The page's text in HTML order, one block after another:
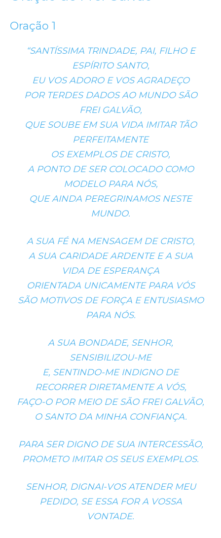
Oração 1
“SANTÍSSIMA TRINDADE, PAI, FILHO E
ESPÍRITO SANTO,
EU VOS ADORO E VOS AGRADEÇO
POR TERDES DADOS AO MUNDO SÃO
FREI GALVÃO,
QUE SOUBE EM SUA VIDA IMITAR TÃO
PERFEITAMENTE
OS EXEMPLOS DE CRISTO,
A PONTO DE SER COLOCADO COMO
MODELO PARA NÓS,
QUE AINDA PEREGRINAMOS NESTE
MUNDO.
A SUA FÉ NA MENSAGEM DE CRISTO,
A SUA CARIDADE ARDENTE E A SUA
VIDA DE ESPERANÇA
ORIENTADA UNICAMENTE PARA VÓS
SÃO MOTIVOS DE FORÇA E ENTUSIASMO
PARA NÓS.
A SUA BONDADE, SENHOR,
SENSIBILIZOU-ME
E, SENTINDO-ME INDIGNO DE
RECORRER DIRETAMENTE A VÓS,
FAÇO-O POR MEIO DE SÃO FREI GALVÃO,
O SANTO DA MINHA CONFIANÇA.
PARA SER DIGNO DE SUA INTERCESSÃO,
PROMETO IMITAR OS SEUS EXEMPLOS.
SENHOR, DIGNAI-VOS ATENDER MEU
PEDIDO, SE ESSA FOR A VOSSA
VONTADE.